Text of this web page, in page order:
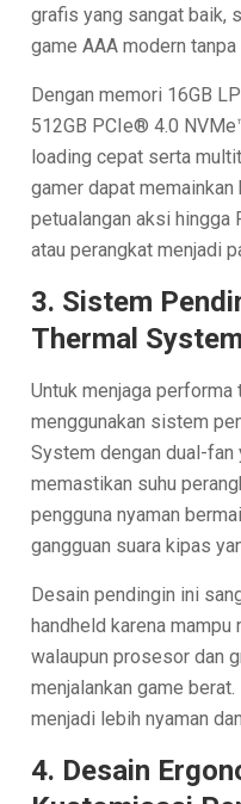
grafis yang sangat baik,
game AAA modern
Dengan memori 16GB
512GB PCIe® 4.0
loading cepat serta
gamer dapat
petualangan aksi hingga
atau perangkat menjadi
3. Sistem
Thermal System
Untuk menjaga performa
menggunakan sistem
System dengan dual-
memastikan suhu
pengguna nyaman
gangguan suara kipas
Desain pendingin ini
handheld karena
walaupun prosesor dan
menjalankan game
menjadi lebih nyaman
4. Desain